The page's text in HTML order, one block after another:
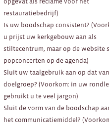
restauratiebedrijf)
Is uw boodschap consistent?
u prijst uw kerkgebouw aan als
stiltecentrum, maar op de website
popconcerten op de agenda)
Sluit uw taalgebruik aan op dat
doelgroep? (Voorkom: in uw
gebruikt u te veel jargon)
Sluit de vorm van de boodschap
het communicatiemiddel?